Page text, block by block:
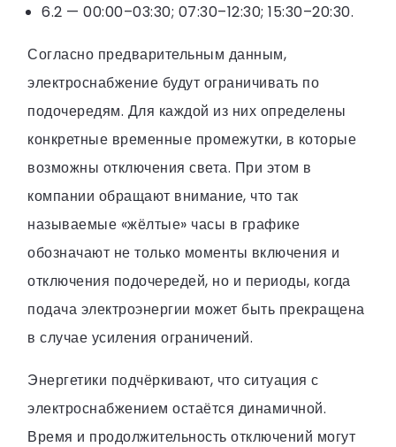
6.2 — 00:00–03:30; 07:30–12:30; 15:30–20:30.
Согласно предварительным данным,
электроснабжение будут ограничивать по
подочередям. Для каждой из них определены
конкретные временные промежутки, в которые
возможны отключения света. При этом в
компании обращают внимание, что так
называемые «жёлтые» часы в графике
обозначают не только моменты включения и
отключения подочередей, но и периоды, когда
подача электроэнергии может быть прекращена
в случае усиления ограничений.
Энергетики подчёркивают, что ситуация с
электроснабжением остаётся динамичной.
Время и продолжительность отключений могут